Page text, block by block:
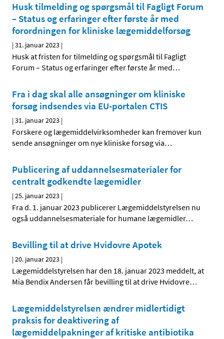
Husk tilmelding og spørgsmål til Fagligt Forum
– Status og erfaringer efter første år med
forordningen for kliniske lægemiddelforsøg
|31. januar 2023 |
Husk at fristen for tilmelding og spørgsmål til Fagligt
Forum – Status og erfaringer efter første år med…
Fra i dag skal alle ansøgninger om kliniske
forsøg indsendes via EU-portalen CTIS
|31. januar 2023 |
Forskere og lægemiddelvirksomheder kan fremover kun
sende ansøgninger om nye kliniske forsøg via…
Publicering af uddannelsesmaterialer for
centralt godkendte lægemidler
|25. januar 2023 |
Fra d. 1. januar 2023 publicerer Lægemiddelstyrelsen nu
også uddannelsesmateriale for humane lægemidler…
Bevilling til at drive Hvidovre Apotek
|20. januar 2023 |
Lægemiddelstyrelsen har den 18. januar 2023 meddelt, at
Mia Bendix Andersen får bevilling til at drive Hvidovre…
Lægemiddelstyrelsen ændrer midlertidigt
praksis for deaktivering af
lægemiddelpakninger af kritiske antibiotika